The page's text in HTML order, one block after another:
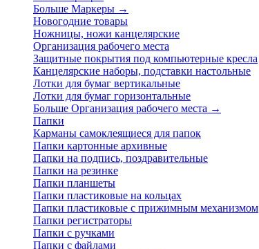
Больше Маркеры →
Новогодние товары
Ножницы, ножи канцелярские
Организация рабочего места
Защитные покрытия под компьютерные кресла
Канцелярские наборы, подставки настольные
Лотки для бумаг вертикальные
Лотки для бумаг горизонтальные
Больше Организация рабочего места →
Папки
Карманы самоклеящиеся для папок
Папки картонные архивные
Папки на подпись, поздравительные
Папки на резинке
Папки планшеты
Папки пластиковые на кольцах
Папки пластиковые с прижимным механизмом
Папки регистраторы
Папки с ручками
Папки с файлами